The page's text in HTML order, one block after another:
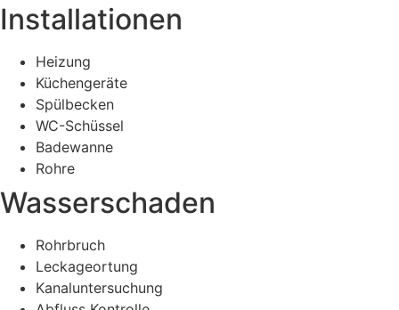
Installationen
Heizung
Küchengeräte
Spülbecken
WC-Schüssel
Badewanne
Rohre
Wasserschaden
Rohrbruch
Leckageortung
Kanaluntersuchung